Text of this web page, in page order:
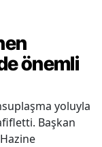
önemli
yoluyla
Başkan